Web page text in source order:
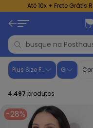
Até 10x + Frete Grátis
Moda Plus Size
Plus Size Feminino
G Cor
4.497 produtos
-28%